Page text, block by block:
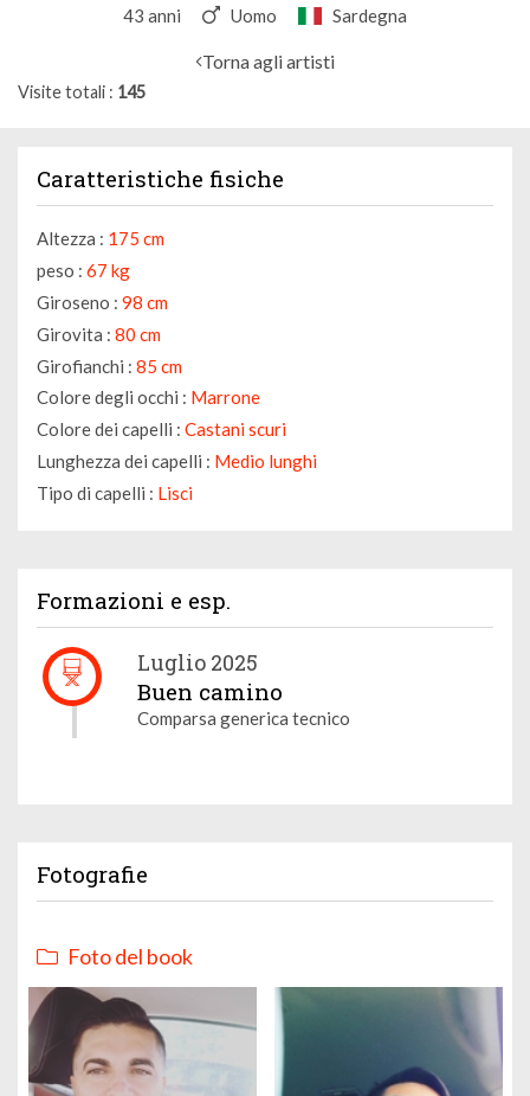
43 anni Uomo Sardegna
Torna agli artisti
Visite totali 145
Caratteristiche fisiche
Altezza : 175 cm
peso : 67 kg
Giroseno : 98 cm
Girovita : 80 cm
Girofianchi : 85 cm
Colore degli occhi : Marrone
Colore dei capelli : Castani scuri
Lunghezza dei capelli : Medio lunghi
Tipo di capelli : Lisci
Formazioni e esp.
Luglio 2025
Buen camino
Comparsa generica tecnico
Fotografie
Foto del book